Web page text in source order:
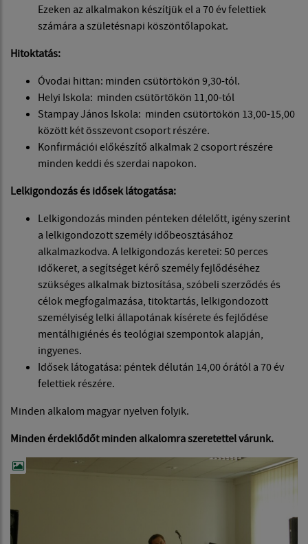
Ezeken az alkalmakon készítjük el a 70 év felettiek
számára a születésnapi köszöntőlapokat.
Hitoktatás:
Óvodai hittan: minden csütörtökön 9,30-tól.
Helyi Iskola: minden csütörtökön 11,00-tól
Stampay János Iskola: minden csütörtökön 13,00-15,00
között két összevont csoport részére.
Konfirmációi előkészítő alkalmak 2 csoport részére
minden keddi és szerdai napokon.
Lelkigondozás és idősek látogatása:
Lelkigondozás minden pénteken délelőtt, igény szerint
a lelkigondozott személy időbeosztásához
alkalmazkodva. A lelkigondozás keretei: 50 perces
időkeret, a segítséget kérő személy fejlődéséhez
szükséges alkalmak biztosítása, szóbeli szerződés és
célok megfogalmazása, titoktartás, lelkigondozott
személyiség lelki állapotának kísérete és fejlődése
mentálhigiénés és teológiai szempontok alapján,
ingyenes.
Idősek látogatása: péntek délután 14,00 órától a 70 év
felettiek részére.
Minden alkalom magyar nyelven folyik.
Minden érdeklődőt minden alkalomra szeretettel várunk.